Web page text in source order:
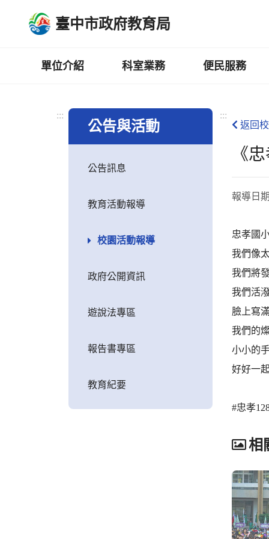
臺中市政府教育局
單位介紹 科室業務 便民服務
:::
公告與活動
公告訊息
教育活動報導
校園活動報導
政府公開資訊
遊說法專區
報告書專區
教育紀要
:::
返回
《
報導日
忠孝國
我們像
我們將
我們活
臉上寫
我們的
小小的
好好一
#忠孝
相